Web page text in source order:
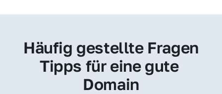
Häufig gestellte Fragen
Tipps für eine gute
Domain